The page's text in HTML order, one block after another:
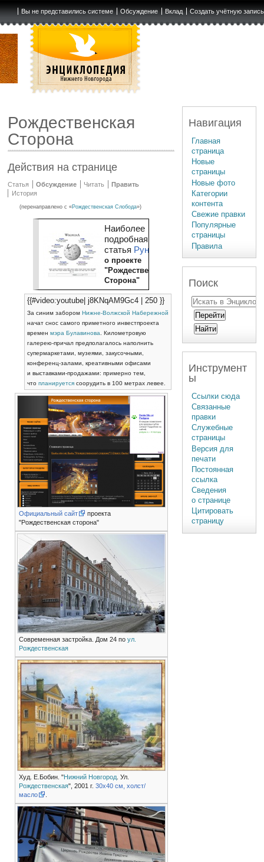
Вы не представились системе Обсуждение Вклад Создать учётную запись
Рождественская
Сторона
Действия на странице
Статья Обсуждение Читать
Править
История
(перенаправлено с «Рождественская Слобода»)
Наиболее
подробная
статья Рунета
о проекте
"Рождественская
Сторона"
{{#video:youtube| j8KNqAM9Gc4 | 250 }}
За синим забором Нижне-Волжской Набережной
начат снос самого приметного инвестпроекта
времен мэра Булавинова. Километровую
галерею-причал предполагалось наполнить
супермаркетами, музеями, закусочными,
конференц-залами, креативными офисами
и выставками-продажами: примерно тем,
что планируетсясоорудить в 100 метрах левее.
Официальный сайт
проекта
"Рождественская сторона"
Современная застройка. Дом 24 по ул.
Рождественская
Худ. Е.Бобин. "Нижний Новгород. Ул.
Рождественская", 2001 г. 30х40 см, холст/
масло
Навигация
Главная
страница
Новые
страницы
Новые фото
Категории
контента
Свежие правки
Популярные
страницы
Правила
Поиск
Инструмент
ы
Ссылки сюда
Связанные
правки
Служебные
страницы
Версия для
печати
Постоянная
ссылка
Сведения
о странице
Цитировать
страницу